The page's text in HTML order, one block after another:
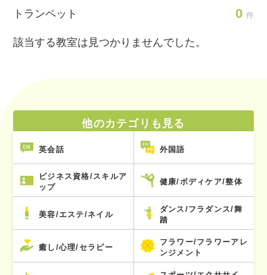
トランペット 0 件
該当する教室は見つかりませんでした。
他のカテゴリも見る
英会話 外国語
ビジネス資格/スキルア
ップ
健康/ボディケア/整体
美容/エステ/ネイル
ダンス/フラダンス/舞
踏
癒し/心理/セラピー
フラワー/フラワーアレ
ンジメント